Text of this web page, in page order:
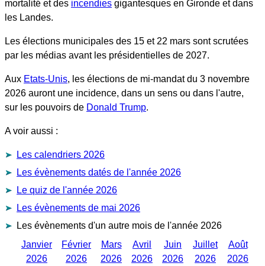
mortalité et des incendies gigantesques en Gironde et dans
les Landes.
Les élections municipales des 15 et 22 mars sont scrutées
par les médias avant les présidentielles de 2027.
Aux Etats-Unis, les élections de mi-mandat du 3 novembre
2026 auront une incidence, dans un sens ou dans l'autre,
sur les pouvoirs de Donald Trump.
A voir aussi :
Les calendriers 2026
Les évènements datés de l'année 2026
Le quiz de l'année 2026
Les évènements de mai 2026
Les évènements d'un autre mois de l'année 2026
Janvier
2026
Février
2026
Mars
2026
Avril
2026
Juin
2026
Juillet
2026
Août
2026